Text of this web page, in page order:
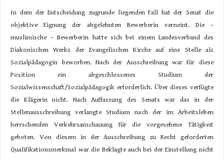
In dem der Entscheidung zugrunde liegenden Fall hat der Senat die
objektive Eignung der abgelehnten Bewerberin verneint. Die –
muslimische – Bewerberin hatte sich bei einem Landesverband des
Diakonischen Werks der Evangelischen Kirche auf eine Stelle als
Sozialpädagogin beworben. Nach der Ausschreibung war für diese
Position ein abgeschlossenes Studium der
Sozialwissenschaft/Sozialpädagogik erforderlich. Über dieses verfügte
die Klägerin nicht. Nach Auffassung des Senats war das in der
Stellenausschreibung verlangte Studium nach der im Arbeitsleben
herrschenden Verkehrsanschauung für die vorgesehene Tätigkeit
geboten. Von diesem in der Ausschreibung zu Recht geforderten
Qualifikationsmerkmal war die Beklagte auch bei der Einstellung nicht